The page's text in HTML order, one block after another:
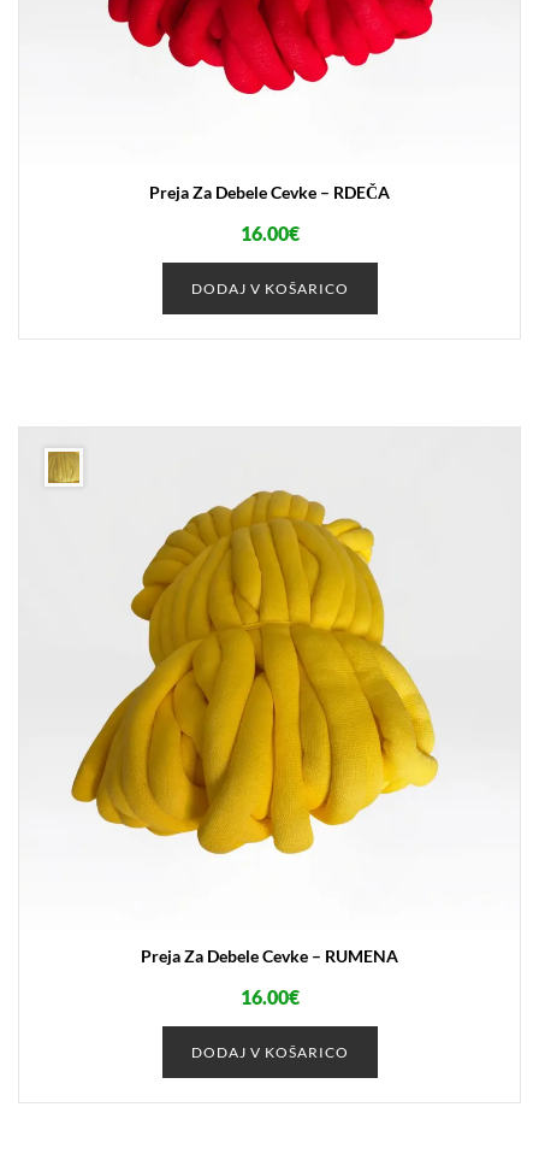
Preja Za Debele Cevke – RDEČA
16.00€
DODAJ V KOŠARICO
Preja Za Debele Cevke – RUMENA
16.00€
DODAJ V KOŠARICO